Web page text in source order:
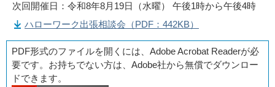
次回開催日：令和8年8月19日（水曜） 午後1時から午後4時
ハローワーク出張相談会（PDF：442KB）
PDF形式のファイルを開くには、Adobe Acrobat Readerが必
要です。お持ちでない方は、Adobe社から無償でダウンロー
ドできます。